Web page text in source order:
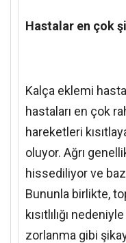
Hastalar en çok
Kalça eklemi
hastaları en çok
hareketleri
oluyor. Ağrı
hissediliyor ve
Bununla birlikte,
kısıtlılığı
zorlanma gibi